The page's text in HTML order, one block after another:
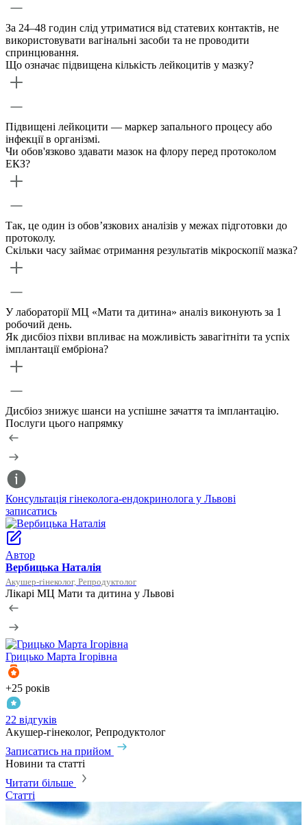
За 24–48 годин слід утриматися від статевих контактів, не
використовувати вагінальні засоби та не проводити
спринцювання.
Що означає підвищена кількість лейкоцитів у мазку?
Підвищені лейкоцити — маркер запального процесу або
інфекції в організмі.
Чи обов'язково здавати мазок на флору перед протоколом
ЕКЗ?
Так, це один із обов’язкових аналізів у межах підготовки до
протоколу.
Скільки часу займає отримання результатів мікроскопії мазка?
У лабораторії МЦ «Мати та дитина» аналіз виконують за 1
робочий день.
Як дисбіоз піхви впливає на можливість завагітніти та успіх
імплантації ембріона?
Дисбіоз знижує шанси на успішне зачаття та імплантацію.
Послуги цього напрямку
Консультація гінеколога-ендокринолога у Львові
записатись
Автор
Вербицька Наталія
Акушер-гінеколог, Репродуктолог
Лікарі МЦ Мати та дитина у Львові
Грицько Марта Ігорівна
+25 років
22 відгуків
Акушер-гінеколог, Репродуктолог
Записатись на прийом
Новини та статті
Читати більше
Статті